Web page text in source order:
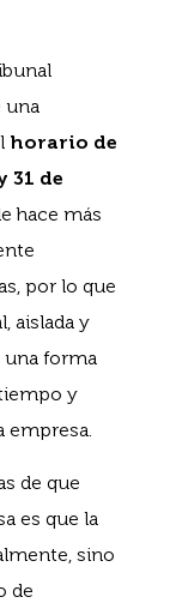
una
horario de
31 de
hace más
por lo que
aislada y
una forma
y
empresa.
de que
es que la
sino
de